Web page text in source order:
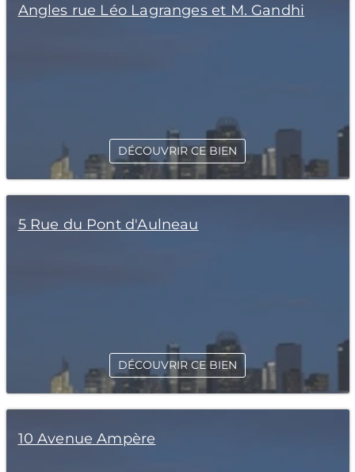
Angles rue Léo Lagranges et M. Gandhi
DÉCOUVRIR CE BIEN
5 Rue du Pont d'Aulneau
DÉCOUVRIR CE BIEN
10 Avenue Ampère